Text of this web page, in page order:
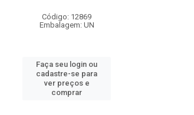
Código: 12869
Embalagem: UN
Faça seu login ou
cadastre-se para
ver preços e
comprar